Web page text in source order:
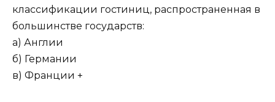
классификации гостиниц, распространенная в
большинстве государств:
а) Англии
б) Германии
в) Франции +